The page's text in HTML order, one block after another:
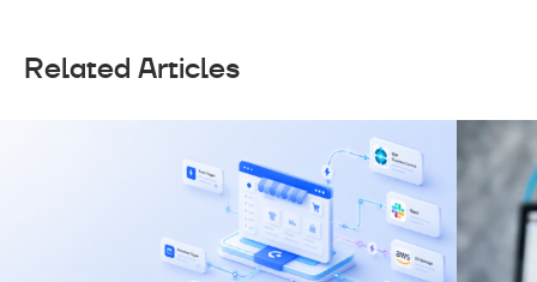
Related Articles